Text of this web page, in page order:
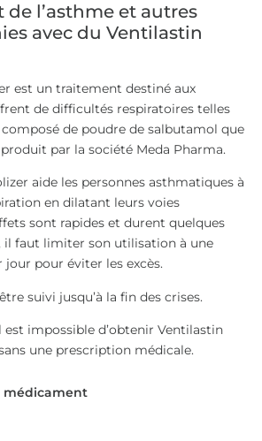
l’asthme et autres
avec du Ventilastin
est un traitement destiné aux
de difficultés respiratoires telles
composé de poudre de salbutamol que
par la société Meda Pharma.
aide les personnes asthmatiques à
en dilatant leurs voies
sont rapides et durent quelques
il faut limiter son utilisation à une
jour pour éviter les excès.
suivi jusqu’à la fin des crises.
est impossible d’obtenir Ventilastin
une prescription médicale.
médicament